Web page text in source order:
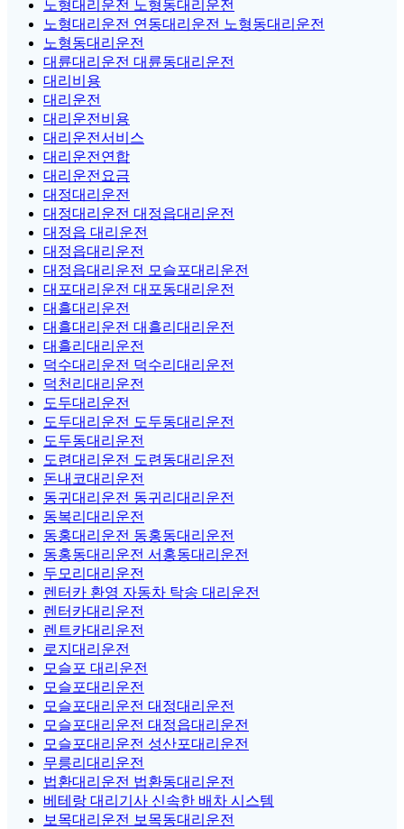
노형대리운전 노형동대리운전
노형대리운전 연동대리운전 노형동대리운전
노형동대리운전
대륜대리운전 대륜동대리운전
대리비용
대리운전
대리운전비용
대리운전서비스
대리운전연합
대리운전요금
대정대리운전
대정대리운전 대정읍대리운전
대정읍 대리운전
대정읍대리운전
대정읍대리운전 모슬포대리운전
대포대리운전 대포동대리운전
대흘대리운전
대흘대리운전 대흘리대리운전
대흘리대리운전
덕수대리운전 덕수리대리운전
덕천리대리운전
도두대리운전
도두대리운전 도두동대리운전
도두동대리운전
도련대리운전 도련동대리운전
돈내코대리운전
동귀대리운전 동귀리대리운전
동복리대리운전
동홍대리운전 동홍동대리운전
동홍동대리운전 서홍동대리운전
두모리대리운전
렌터카 환영 자동차 탁송 대리운전
렌터카대리운전
렌트카대리운전
로지대리운전
모슬포 대리운전
모슬포대리운전
모슬포대리운전 대정대리운전
모슬포대리운전 대정읍대리운전
모슬포대리운전 성산포대리운전
무릉리대리운전
법환대리운전 법환동대리운전
베테랑 대리기사 신속한 배차 시스템
보목대리운전 보목동대리운전